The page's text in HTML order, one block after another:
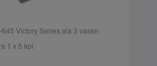
Victory Series ala 3 vasen
1 x 5 kpl